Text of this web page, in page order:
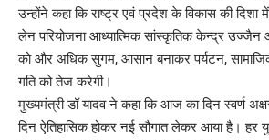
उन्होंने कहा कि राष्ट्र एवं प्रदेश के विकास की दिशा
लेन परियोजना आध्यात्मिक सांस्कृतिक केन्द्र
को और अधिक सुगम, आसान बनाकर पर्यटन,
गति को तेज करेगी।
मुख्यमंत्री डॉ यादव ने कहा कि आज का दिन स्वर्ण
दिन ऐतिहासिक होकर नई सौगात लेकर आया है। हर